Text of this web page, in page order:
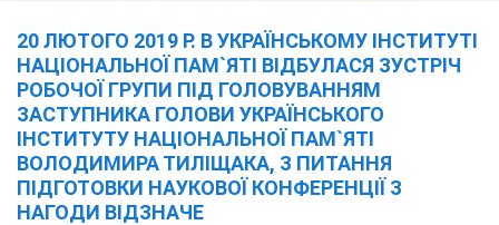
20 ЛЮТОГО 2019 Р. В УКРАЇНСЬКОМУ ІНСТИТУТІ
НАЦІОНАЛЬНОЇ ПАМ`ЯТІ ВІДБУЛАСЯ ЗУСТРІЧ
РОБОЧОЇ ГРУПИ ПІД ГОЛОВУВАННЯМ
ЗАСТУПНИКА ГОЛОВИ УКРАЇНСЬКОГО
ІНСТИТУТУ НАЦІОНАЛЬНОЇ ПАМ`ЯТІ
ВОЛОДИМИРА ТИЛІЩАКА, З ПИТАННЯ
ПІДГОТОВКИ НАУКОВОЇ КОНФЕРЕНЦІЇ З
НАГОДИ ВІДЗНАЧЕ